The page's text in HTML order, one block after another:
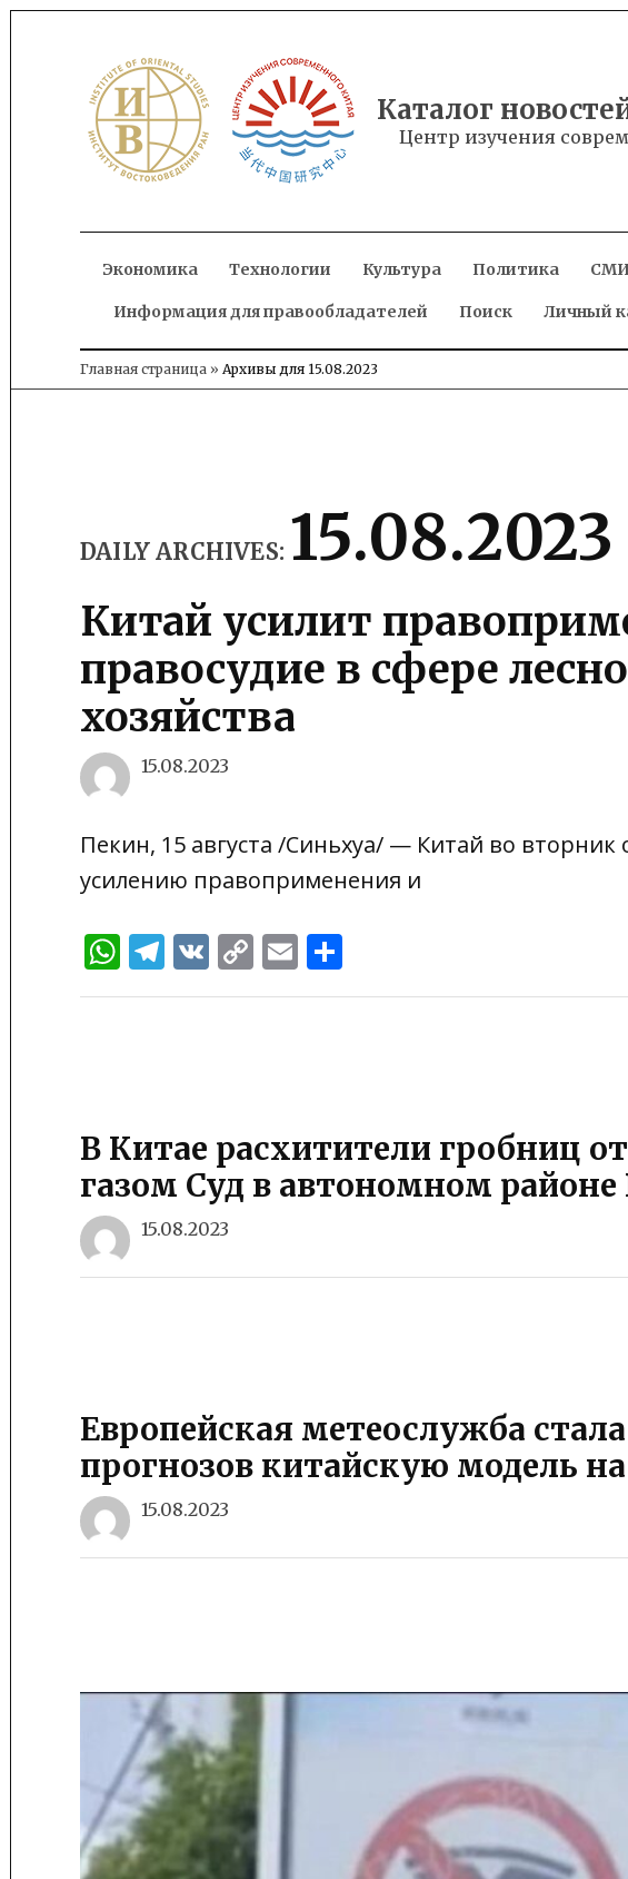
content
Каталог
Центр изучения
Экономика Технологии Культура Политика СМИ
Информация для правообладателей Поиск Личный
Главная страница » Архивы для 15.08.2023
DAILY ARCHIVES: 15.08.2023
Китай усилит
правосудие в сфере
хозяйства
15.08.2023
Пекин, 15 августа /Синьхуа/ — Китай во вторник
усилению правоприменения и
WhatsApp
Telegram
VK Copy
Link
Email
В Китае расхитители гробниц
газом Суд в автономном
15.08.2023
Европейская метеослужба
прогнозов китайскую модель
15.08.2023